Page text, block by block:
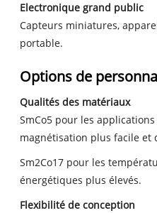
Electronique grand public
Capteurs miniatures,
portable.
Options de
Qualités des matériaux
SmCo5 pour les
magnétisation plus facile et
Sm2Co17 pour les
énergétiques plus élevés.
Flexibilité de conception